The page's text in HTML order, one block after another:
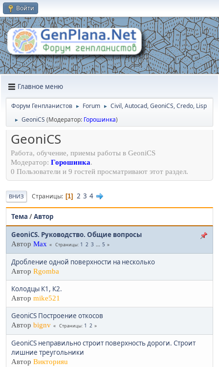
Войти
Главное меню
Форум Генпланистов ► Forum ► Civil, Autocad, GeoniCS, Credo, Lisp
► GeoniCS (Модератор: Горошинка)
GeoniCS
Работа, обучение, приемы работы в GeoniCS
Модератор: Горошинка.
0 Пользователи и 9 гостей просматривают этот раздел.
ВНИЗ Страницы 1 2 3 4
Тема /Автор
GeoniCS. Руководство. Общие вопросы
Автор Max Страницы 1 2 3 ... 5
Дробление одной поверхности на несколько
Автор Rgomba
Колодцы К1, К2.
Автор mike521
GeoniCS Построение откосов
Автор bignv Страницы 1 2
GeoniCS неправильно строит поверхность дороги. Строит
лишние треугольники
Автор Викторияu